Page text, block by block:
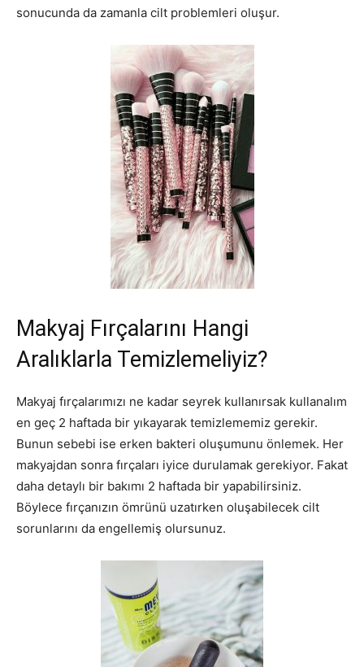
sonucunda da zamanla cilt problemleri oluşur.
Makyaj Fırçalarını Hangi
Aralıklarla Temizlemeliyiz?
Makyaj fırçalarımızı ne kadar seyrek kullanırsak kullanalım
en geç 2 haftada bir yıkayarak temizlememiz gerekir.
Bunun sebebi ise erken bakteri oluşumunu önlemek. Her
makyajdan sonra fırçaları iyice durulamak gerekiyor. Fakat
daha detaylı bir bakımı 2 haftada bir yapabilirsiniz.
Böylece fırçanızın ömrünü uzatırken oluşabilecek cilt
sorunlarını da engellemiş olursunuz.